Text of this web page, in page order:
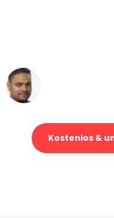
Kostenlos &